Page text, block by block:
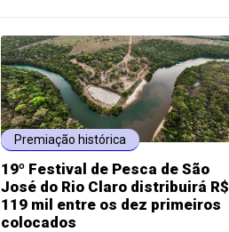
Premiação histórica
19º Festival de Pesca de São
José do Rio Claro distribuirá R$
119 mil entre os dez primeiros
colocados